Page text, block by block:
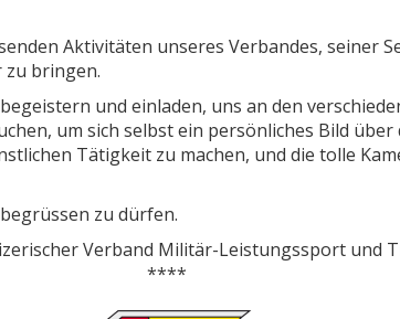
Aktivitäten unseres Verbandes, seiner
bringen.
und einladen, uns an den
um sich selbst ein persönliches Bild
Tätigkeit zu machen, und die tolle
zu dürfen.
Verband Militär-Leistungssport und
****